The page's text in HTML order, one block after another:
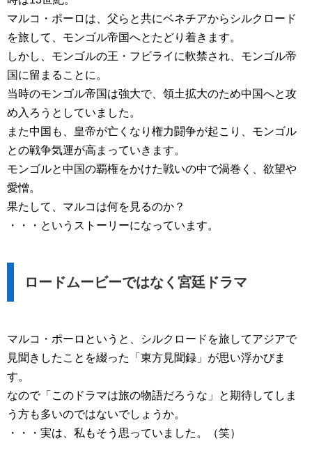
マルコ・ポーロは、父らと共にベネチアからシルクロード
を旅して、モンゴル帝国へとたどり着きます。
しかし、モンゴルの王・フビライに軟禁され、モンゴル帝
国に留まることに。
当時のモンゴル帝国は強大で、領土拡大のため中国へと攻
め入ろうとしていました。
また中国も、皇帝が亡くなり権力闘争が起こり、モンゴル
との戦争気運が高まっていきます。
モンゴルと中国の覇権をかけた戦いの中で渦巻く、欲望や
愛憎。
果たして、マルコは何を見るのか？
・・・というストーリーになっています。
ロードムービーではなく宮廷ドラマ
マルコ・ポーロというと、シルクロードを旅してアジアで
見聞きしたことを綴った「東方見聞録」が思い浮かびま
す。
なので「このドラマは旅の物語だろうな」と期待してしま
う方も多いのではないでしょうか。
・・・実は、私もそう思っていました。（笑）